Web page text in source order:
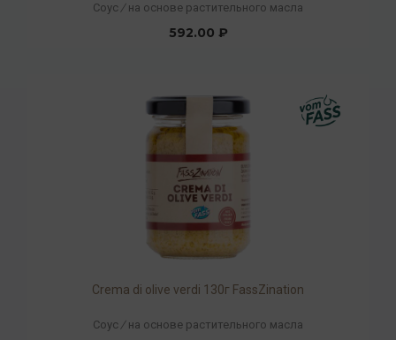
Соус / на основе растительного масла
592.00 ₽
Crema di olive verdi 130г FassZination
Соус / на основе растительного масла